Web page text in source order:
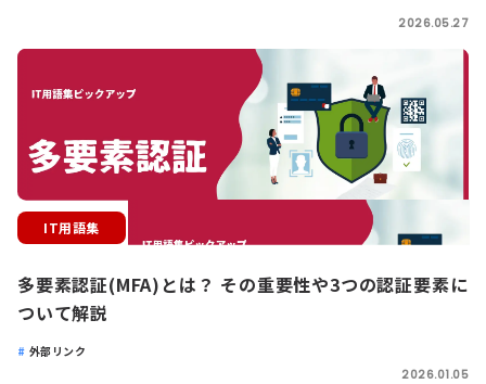
2026.05.27
IT用語集
多要素認証(MFA)とは？ その重要性や3つの認証要素に
ついて解説
外部リンク
2026.01.05